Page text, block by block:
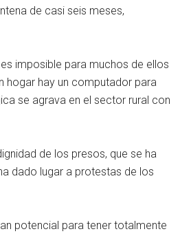
de casi seis meses,
imposible para muchos de ellos
hogar hay un computador para
se agrava en el sector rural con
de los presos, que se ha
dado lugar a protestas de los
potencial para tener totalmente